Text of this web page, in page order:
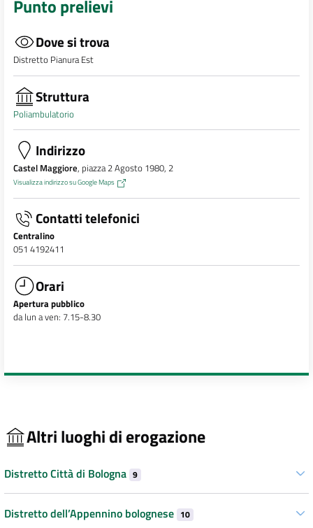
Punto prelievi
Dove si trova
Distretto Pianura Est
Struttura
Poliambulatorio
Indirizzo
Castel Maggiore, piazza 2 Agosto 1980, 2
Visualizza indirizzo su Google Maps
Contatti telefonici
Centralino
051 4192411
Orari
Apertura pubblico
da lun a ven: 7.15-8.30
Altri luoghi di erogazione
Distretto Città di Bologna 9
Distretto dell’Appennino bolognese 10